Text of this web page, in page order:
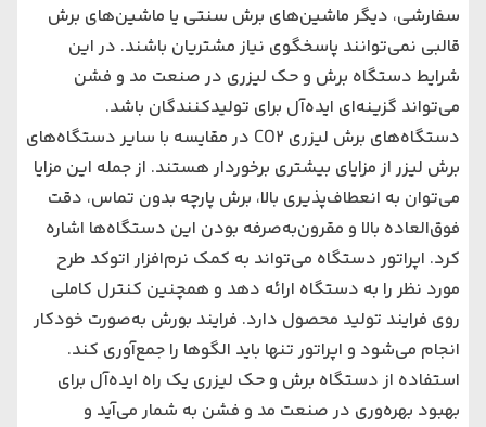
‌سفارشی، دیگر ماشین‌های ‌برش سنتی یا ماشین‌های ‌برش
قالبی نمی‌توانند پاسخگوی نیاز مشتریان باشند. در این
شرایط دستگاه برش و حک لیزری در صنعت مد و فشن
می‌‌‌تواند گزینه‌ای ایده‌آل برای تولیدکنندگان باشد.
دستگاه‌های ‌برش لیزری CO2 در مقایسه با سایر دستگاه‌های
‌برش لیزر از مزایای بیشتری برخوردار هستند. از جمله این مزایا
می‌‌‌توان به انعطاف‌پذیری بالا، برش پارچه بدون تماس، دقت
فوق‌العاده بالا و مقرون‌به‌صرفه بودن این دستگاه‌ها اشاره
کرد. اپراتور دستگاه می‌‌‌تواند به کمک نرم‌افزار اتوکد طرح
مورد نظر را به دستگاه ارائه دهد و همچنین کنترل کاملی
روی فرایند تولید محصول دارد. فرایند بورش به‌صورت خودکار
انجام می‌‌‌شود و اپراتور تنها باید الگوها را جمع‌آوری کند.
استفاده از دستگاه برش و حک لیزری یک راه ایده‌آل برای
بهبود بهره‌وری در صنعت مد و فشن به شمار می‌‌‌آید و